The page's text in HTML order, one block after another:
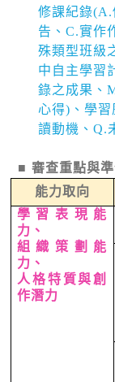
修課紀錄(A.
告、C.實作
殊類型班級
中自主學習
錄之成果、
心得) 、學
讀動機、Q.
■ 審查重點與準
能力取向
學習表現能
力、
組織策劃能
力、
人格特質與創
作潛力